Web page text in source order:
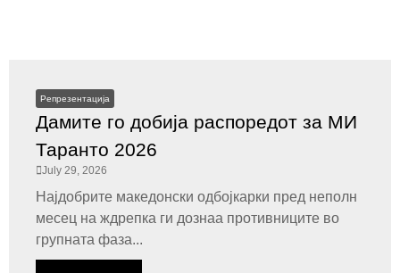
Репрезентација
Дамите го добија распоредот за МИ
Таранто 2026
July 29, 2026
Најдобрите македонски одбојкарки пред неполн
месец на ждрепка ги дознаа противниците во
групната фаза...